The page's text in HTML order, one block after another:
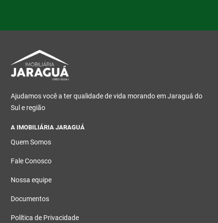
Ajudamos você a ter qualidade de vida morando em Jaraguá do
Sul e região
A IMOBILIÁRIA JARAGUÁ
Quem Somos
Fale Conosco
Nossa equipe
Documentos
Política de Privacidade